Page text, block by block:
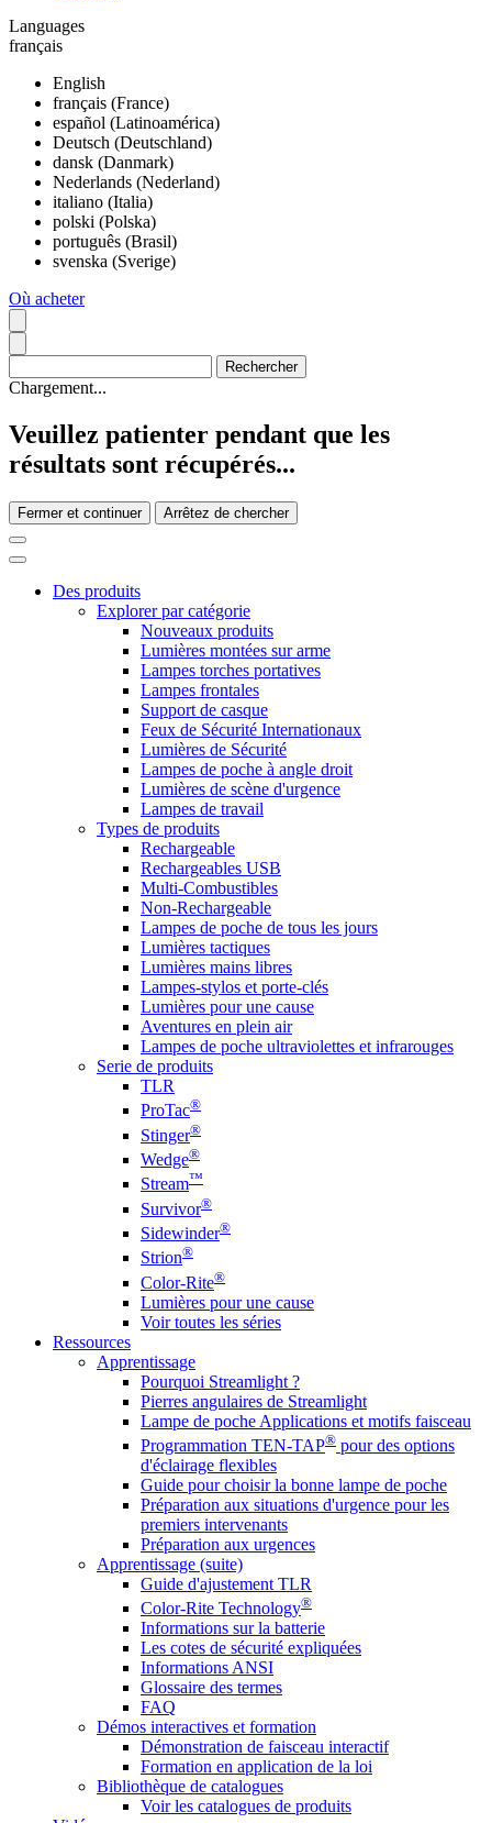
Languages
français
English
français (France)
español (Latinoamérica)
Deutsch (Deutschland)
dansk (Danmark)
Nederlands (Nederland)
italiano (Italia)
polski (Polska)
português (Brasil)
svenska (Sverige)
Où acheter
Chargement...
Veuillez patienter pendant que les
résultats sont récupérés...
Fermer et continuer Arrêtez de chercher
Des produits
Explorer par catégorie
Nouveaux produits
Lumières montées sur arme
Lampes torches portatives
Lampes frontales
Support de casque
Feux de Sécurité Internationaux
Lumières de Sécurité
Lampes de poche à angle droit
Lumières de scène d'urgence
Lampes de travail
Types de produits
Rechargeable
Rechargeables USB
Multi-Combustibles
Non-Rechargeable
Lampes de poche de tous les jours
Lumières tactiques
Lumières mains libres
Lampes-stylos et porte-clés
Lumières pour une cause
Aventures en plein air
Lampes de poche ultraviolettes et infrarouges
Serie de produits
TLR
ProTac®
Stinger®
Wedge®
Stream™
Survivor®
Sidewinder®
Strion®
Color-Rite®
Lumières pour une cause
Voir toutes les séries
Ressources
Apprentissage
Pourquoi Streamlight ?
Pierres angulaires de Streamlight
Lampe de poche Applications et motifs faisceau
Programmation TEN-TAP® pour des options
d'éclairage flexibles
Guide pour choisir la bonne lampe de poche
Préparation aux situations d'urgence pour les
premiers intervenants
Préparation aux urgences
Apprentissage (suite)
Guide d'ajustement TLR
Color-Rite Technology®
Informations sur la batterie
Les cotes de sécurité expliquées
Informations ANSI
Glossaire des termes
FAQ
Démos interactives et formation
Démonstration de faisceau interactif
Formation en application de la loi
Bibliothèque de catalogues
Voir les catalogues de produits